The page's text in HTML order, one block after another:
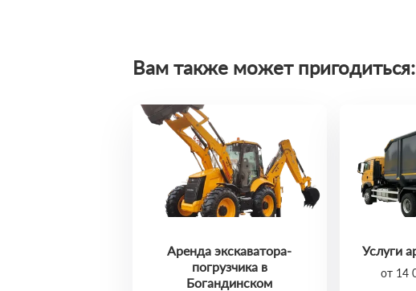
Вам также может пригодиться:
Аренда экскаватора-
погрузчика в
Богандинском
Услуги
от 14